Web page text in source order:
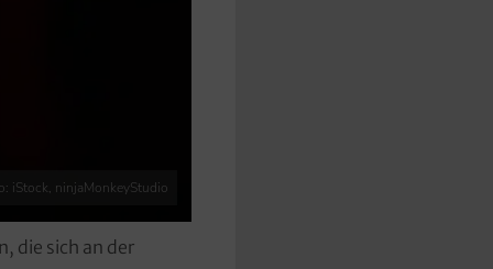
iStock, ninjaMonkeyStudio
die sich an der